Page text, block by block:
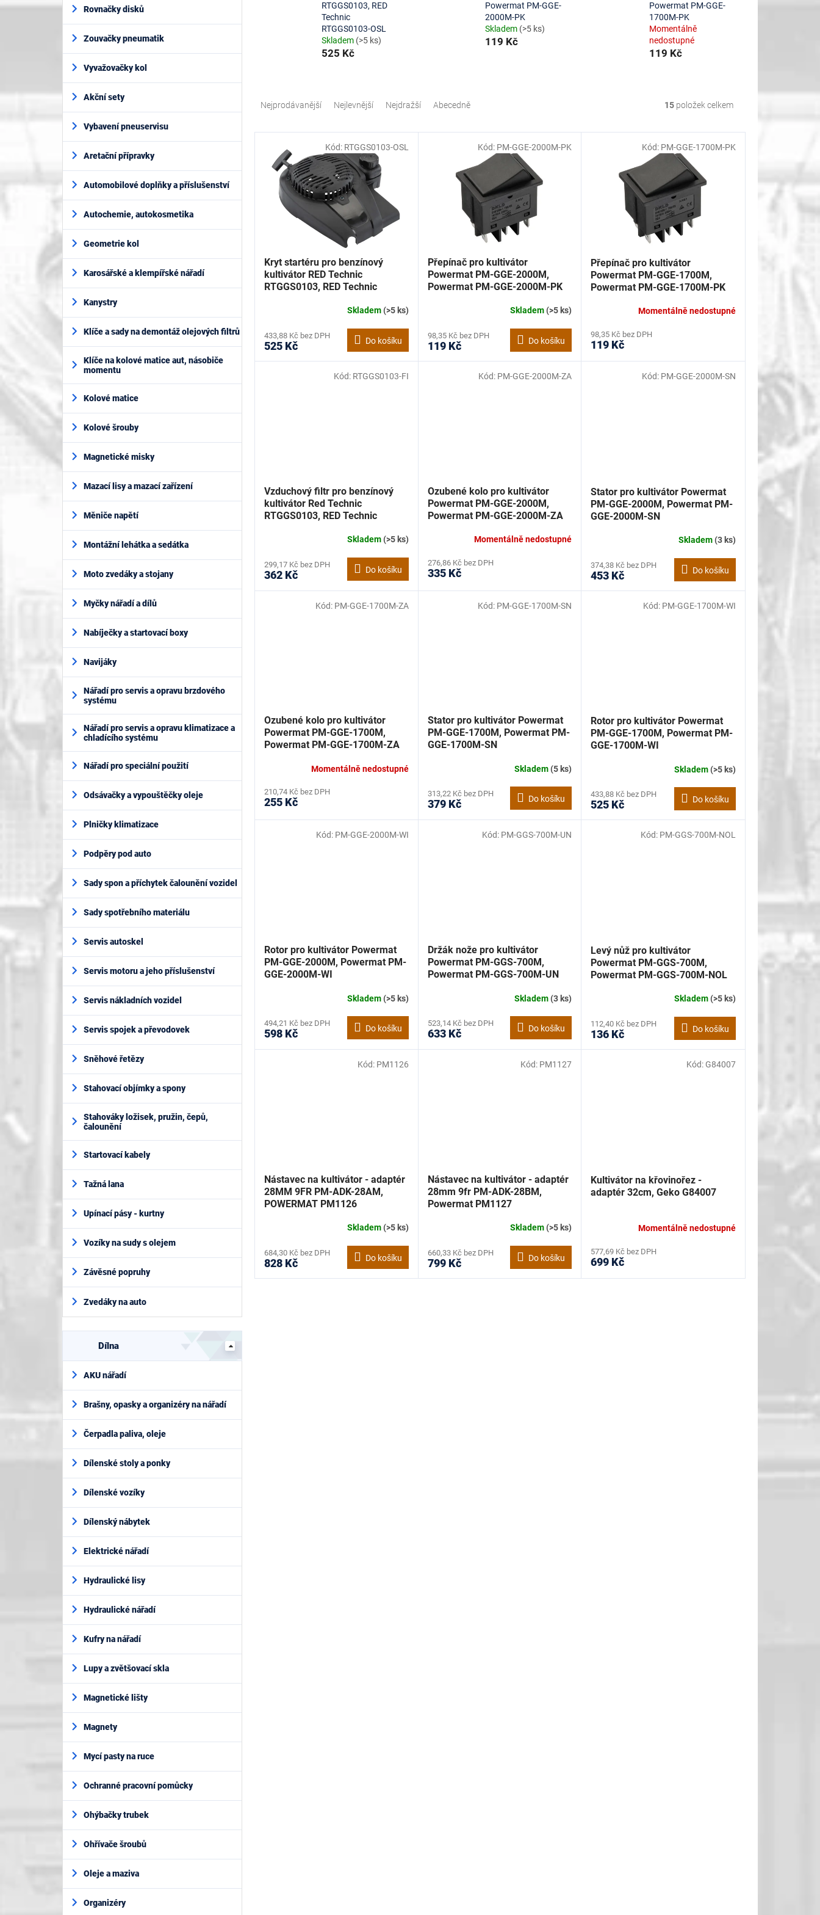
í
e
Rovnačky disků
Zouvačky pneumatik
Vyvažovačky kol
Akční sety
Vybavení pneuservisu
Aretační přípravky
Automobilové doplňky a příslušenství
Autochemie, autokosmetika
Geometrie kol
Karosářské a klempířské nářadí
Kanystry
Klíče a sady na demontáž olejových filtrů
Klíče na kolové matice aut, násobiče
momentu
Kolové matice
Kolové šrouby
Magnetické misky
Mazací lisy a mazací zařízení
Měniče napětí
Montážní lehátka a sedátka
Moto zvedáky a stojany
Myčky nářadí a dílů
Nabíječky a startovací boxy
Navijáky
Nářadí pro servis a opravu brzdového
systému
Nářadí pro servis a opravu klimatizace a
chladícího systému
Nářadí pro speciální použití
Odsávačky a vypouštěčky oleje
Plničky klimatizace
Podpěry pod auto
Sady spon a příchytek čalounění vozidel
Sady spotřebního materiálu
Servis autoskel
Servis motoru a jeho příslušenství
Servis nákladních vozidel
Servis spojek a převodovek
Sněhové řetězy
Stahovací objímky a spony
Stahováky ložisek, pružin, čepů,
čalounění
Startovací kabely
Tažná lana
Upínací pásy - kurtny
Vozíky na sudy s olejem
Závěsné popruhy
Zvedáky na auto
Dílna
AKU nářadí
Brašny, opasky a organizéry na nářadí
Čerpadla paliva, oleje
Dílenské stoly a ponky
Dílenské vozíky
Dílenský nábytek
Elektrické nářadí
Hydraulické lisy
Hydraulické nářadí
Kufry na nářadí
Lupy a zvětšovací skla
Magnetické lišty
Magnety
Mycí pasty na ruce
Ochranné pracovní pomůcky
Ohýbačky trubek
Ohřívače šroubů
Oleje a maziva
Organizéry
RTGGS0103, RED
Technic
RTGGS0103-OSL
Skladem (>5 ks)
525 Kč
Powermat PM-GGE-
2000M-PK
Skladem (>5 ks)
119 Kč
Powermat PM-GGE-
1700M-PK
Momentálně
nedostupné
119 Kč
e
Nejprodávanější Nejlevnější Nejdražší Abecedně 15 položek celkem
Kryt startéru pro benzínový
kultivátor RED Technic
RTGGS0103, RED Technic
Skladem(>5 ks)
433,88 Kč bez DPH
525 Kč Do košíku
Kód: RTGGS0103-OSL
Přepínač pro kultivátor
Powermat PM-GGE-2000M,
Powermat PM-GGE-2000M-PK
Skladem(>5 ks)
98,35 Kč bez DPH
119 Kč Do košíku
Kód: PM-GGE-2000M-PK
Přepínač pro kultivátor
Powermat PM-GGE-1700M,
Powermat PM-GGE-1700M-PK
Momentálně nedostupné
98,35 Kč bez DPH
119 Kč
Kód: PM-GGE-1700M-PK
Vzduchový filtr pro benzínový
kultivátor Red Technic
RTGGS0103, RED Technic
Skladem(>5 ks)
299,17 Kč bez DPH
362 Kč Do košíku
Kód: RTGGS0103-FI
Ozubené kolo pro kultivátor
Powermat PM-GGE-2000M,
Powermat PM-GGE-2000M-ZA
Momentálně nedostupné
276,86 Kč bez DPH
335 Kč
Kód: PM-GGE-2000M-ZA
Stator pro kultivátor Powermat
PM-GGE-2000M, Powermat PM-
GGE-2000M-SN
Skladem(3 ks)
374,38 Kč bez DPH
453 Kč Do košíku
Kód: PM-GGE-2000M-SN
Ozubené kolo pro kultivátor
Powermat PM-GGE-1700M,
Powermat PM-GGE-1700M-ZA
Momentálně nedostupné
210,74 Kč bez DPH
255 Kč
Kód: PM-GGE-1700M-ZA
Stator pro kultivátor Powermat
PM-GGE-1700M, Powermat PM-
GGE-1700M-SN
Skladem(5 ks)
313,22 Kč bez DPH
379 Kč Do košíku
Kód: PM-GGE-1700M-SN
Rotor pro kultivátor Powermat
PM-GGE-1700M, Powermat PM-
GGE-1700M-WI
Skladem(>5 ks)
433,88 Kč bez DPH
525 Kč Do košíku
Kód: PM-GGE-1700M-WI
Rotor pro kultivátor Powermat
PM-GGE-2000M, Powermat PM-
GGE-2000M-WI
Skladem(>5 ks)
494,21 Kč bez DPH
598 Kč Do košíku
Kód: PM-GGE-2000M-WI
Držák nože pro kultivátor
Powermat PM-GGS-700M,
Powermat PM-GGS-700M-UN
Skladem(3 ks)
523,14 Kč bez DPH
633 Kč Do košíku
Kód: PM-GGS-700M-UN
Levý nůž pro kultivátor
Powermat PM-GGS-700M,
Powermat PM-GGS-700M-NOL
Skladem(>5 ks)
112,40 Kč bez DPH
136 Kč Do košíku
Kód: PM-GGS-700M-NOL
Nástavec na kultivátor - adaptér
28MM 9FR PM-ADK-28AM,
POWERMAT PM1126
Skladem(>5 ks)
684,30 Kč bez DPH
828 Kč Do košíku
Kód: PM1126
Nástavec na kultivátor - adaptér
28mm 9fr PM-ADK-28BM,
Powermat PM1127
Skladem(>5 ks)
660,33 Kč bez DPH
799 Kč Do košíku
Kód: PM1127
Kultivátor na křovinořez -
adaptér 32cm, Geko G84007
Momentálně nedostupné
577,69 Kč bez DPH
699 Kč
Kód: G84007